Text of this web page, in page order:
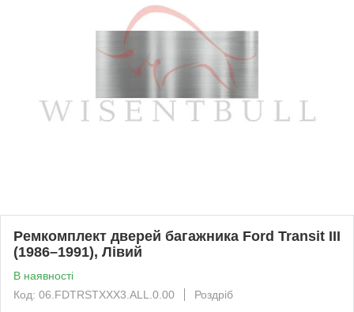
Ремкомплект дверей багажника Ford Transit III
(1986–1991), Лівий
В наявності
Код: 06.FDTRSTXXX3.ALL.0.00
Роздріб